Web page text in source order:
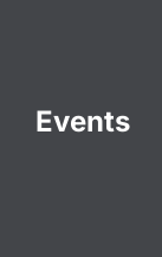
Events